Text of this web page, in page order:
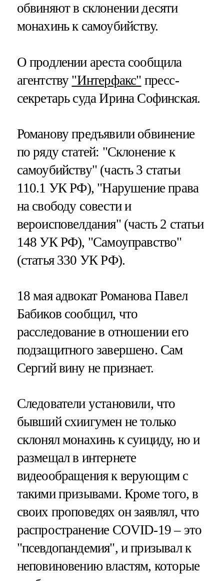
обвиняют в склонении десяти
монахинь к самоубийству.
О продлении ареста сообщила
агентству "Интерфакс" пресс-
секретарь суда Ирина Софинская.
Романову предъявили обвинение
по ряду статей: "Склонение к
самоубийству" (часть 3 статьи
110.1 УК РФ), "Нарушение права
на свободу совести и
вероисповелдания" (часть 2 статьи
148 УК РФ), "Самоуправство"
(статья 330 УК РФ).
18 мая адвокат Романова Павел
Бабиков сообщил, что
расследование в отношении его
подзащитного завершено. Сам
Сергий вину не признает.
Следователи установили, что
бывший схиигумен не только
склонял монахинь к суициду, но и
размещал в интернете
видеообращения к верующим с
такими призывами. Кроме того, в
своих проповедях он заявлял, что
распространение COVID-19 – это
"псевдопандемия", и призывал к
неповиновению властям, которые